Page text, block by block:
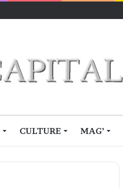
CULTURE MAG’